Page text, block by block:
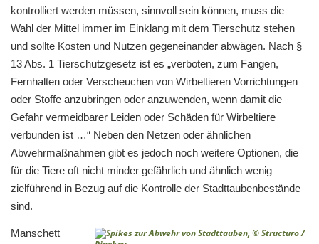
kontrolliert werden müssen, sinnvoll sein können, muss die
Wahl der Mittel immer im Einklang mit dem Tierschutz stehen
und sollte Kosten und Nutzen gegeneinander abwägen. Nach §
13 Abs. 1 Tierschutzgesetz ist es „verboten, zum Fangen,
Fernhalten oder Verscheuchen von Wirbeltieren Vorrichtungen
oder Stoffe anzubringen oder anzuwenden, wenn damit die
Gefahr vermeidbarer Leiden oder Schäden für Wirbeltiere
verbunden ist …“ Neben den Netzen oder ähnlichen
Abwehrmaßnahmen gibt es jedoch noch weitere Optionen, die
für die Tiere oft nicht minder gefährlich und ähnlich wenig
zielführend in Bezug auf die Kontrolle der Stadttaubenbestände
sind.
Manschett